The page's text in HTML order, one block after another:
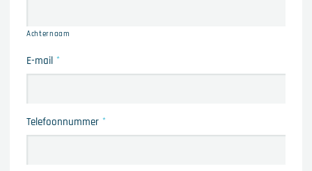
Achternaam
E-mail *
Telefoonnummer *